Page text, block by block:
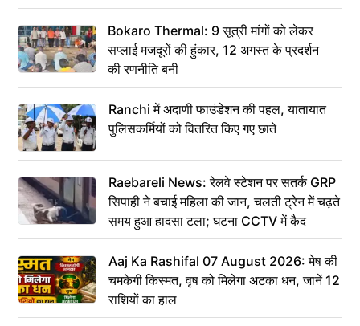
Bokaro Thermal: 9 सूत्री मांगों को लेकर
सप्लाई मजदूरों की हुंकार, 12 अगस्त के प्रदर्शन
की रणनीति बनी
Ranchi में अदाणी फाउंडेशन की पहल, यातायात
पुलिसकर्मियों को वितरित किए गए छाते
Raebareli News: रेलवे स्टेशन पर सतर्क GRP
सिपाही ने बचाई महिला की जान, चलती ट्रेन में चढ़ते
समय हुआ हादसा टला; घटना CCTV में कैद
Aaj Ka Rashifal 07 August 2026: मेष की
चमकेगी किस्मत, वृष को मिलेगा अटका धन, जानें 12
राशियों का हाल